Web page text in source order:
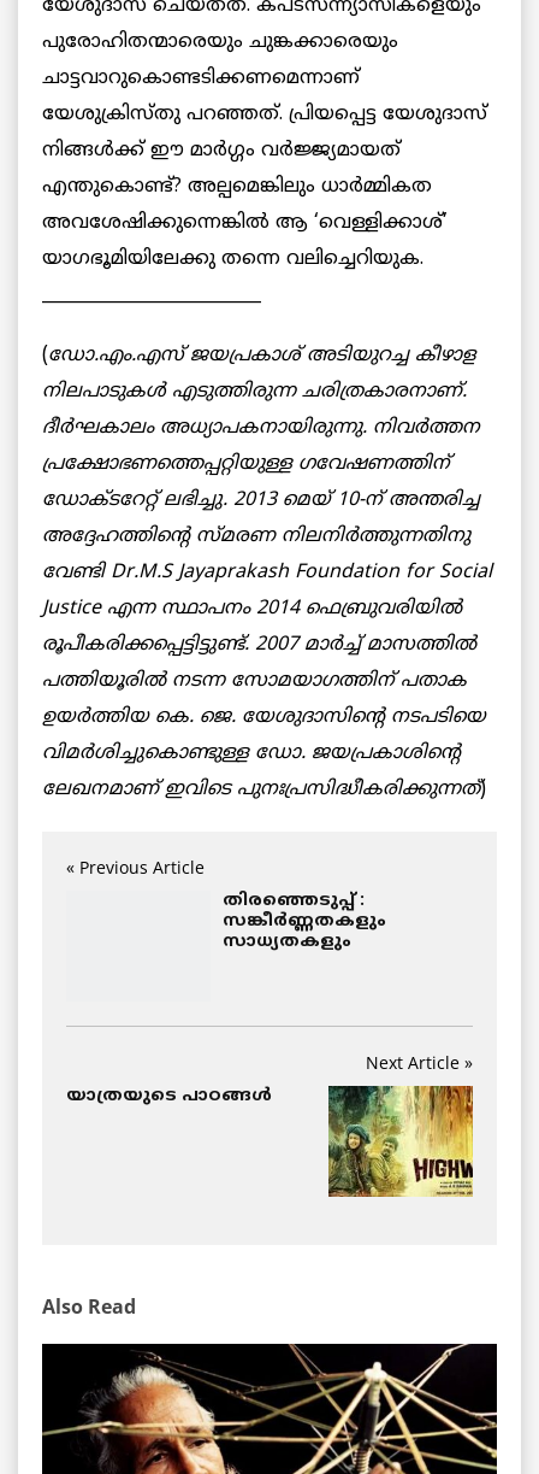
യേശുദാസ് ചെയ്തത്. കപടസന്ന്യാസികളെയും
പുരോഹിതന്മാരെയും ചുങ്കക്കാരെയും
ചാട്ടവാറുകൊണ്ടടിക്കണമെന്നാണ്
യേശുക്രിസ്തു പറഞ്ഞത്. പ്രിയപ്പെട്ട യേശുദാസ്
നിങ്ങള്‍ക്ക് ഈ മാര്‍ഗ്ഗം വര്‍ജ്ജ്യമായത്
എന്തുകൊണ്ട്? അല്പമെങ്കിലും ധാര്‍മ്മികത
അവശേഷിക്കുന്നെങ്കില്‍ ആ ‘വെള്ളിക്കാശ്’
യാഗഭൂമിയിലേക്കു തന്നെ വലിച്ചെറിയുക.
__________________________
(ഡോ.എം.എസ് ജയപ്രകാശ് അടിയുറച്ച കീഴാള
നിലപാടുകള്‍ എടുത്തിരുന്ന ചരിത്രകാരനാണ്.
ദീര്‍ഘകാലം അധ്യാപകനായിരുന്നു. നിവര്‍ത്തന
പ്രക്ഷോഭണത്തെപ്പറ്റിയുള്ള ഗവേഷണത്തിന്
ഡോക്ടറേറ്റ് ലഭിച്ചു. 2013 മെയ് 10-ന് അന്തരിച്ച
അദ്ദേഹത്തിന്റെ സ്മരണ നിലനിര്‍ത്തുന്നതിനു
വേണ്ടി Dr.M.S Jayaprakash Foundation for Social
Justice എന്ന സ്ഥാപനം 2014 ഫെബ്രുവരിയില്‍
രൂപീകരിക്കപ്പെട്ടിട്ടുണ്ട്. 2007 മാര്‍ച്ച് മാസത്തില്‍
പത്തിയൂരില്‍ നടന്ന സോമയാഗത്തിന് പതാക
ഉയര്‍ത്തിയ കെ. ജെ. യേശുദാസിന്റെ നടപടിയെ
വിമര്‍ശിച്ചുകൊണ്ടുള്ള ഡോ. ജയപ്രകാശിന്റെ
ലേഖനമാണ് ഇവിടെ പുനഃപ്രസിദ്ധീകരിക്കുന്നത്)
« Previous Article
തിരഞ്ഞെടുപ്പ് :
സങ്കീര്‍ണ്ണതകളും
സാധ്യതകളും
Next Article »
യാത്രയുടെ പാഠങ്ങള്‍
Also Read